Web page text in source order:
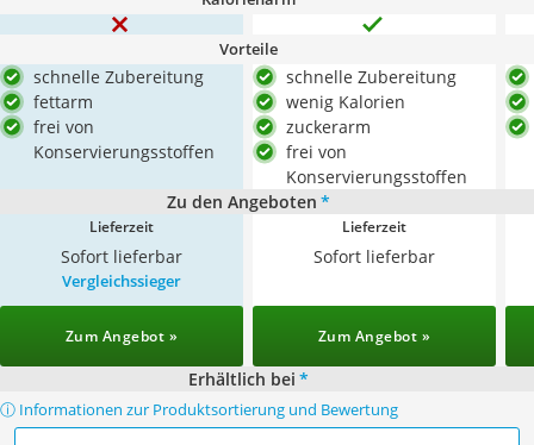
Vorteile
schnelle Zubereitung
fettarm
frei von
Konservierungsstoffen
schnelle Zubereitung
wenig Kalorien
zuckerarm
frei von
Konservierungsstoffen
Zu den Angeboten *
Lieferzeit
Sofort lieferbar
Lieferzeit
Sofort lieferbar
Vergleichssieger
Zum Angebot » Zum Angebot »
Erhältlich bei *
ⓘ Informationen zur Produktsortierung und Bewertung